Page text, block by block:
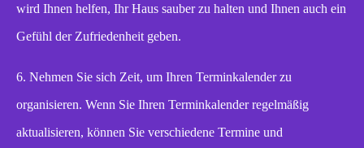
wird Ihnen helfen, Ihr Haus sauber zu halten und Ihnen auch ein
Gefühl der Zufriedenheit geben.
6. Nehmen Sie sich Zeit, um Ihren Terminkalender zu
organisieren. Wenn Sie Ihren Terminkalender regelmäßig
aktualisieren, können Sie verschiedene Termine und